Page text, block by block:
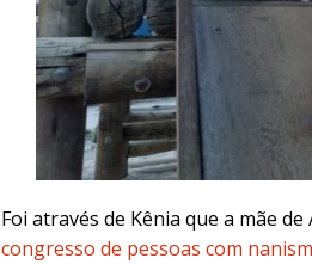
Foi através de Kênia que a mãe
congresso de pessoas com